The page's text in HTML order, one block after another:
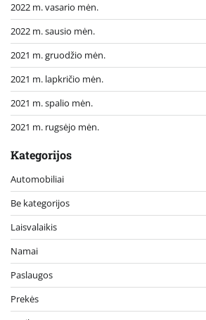
2022 m. vasario mėn.
2022 m. sausio mėn.
2021 m. gruodžio mėn.
2021 m. lapkričio mėn.
2021 m. spalio mėn.
2021 m. rugsėjo mėn.
Kategorijos
Automobiliai
Be kategorijos
Laisvalaikis
Namai
Paslaugos
Prekės